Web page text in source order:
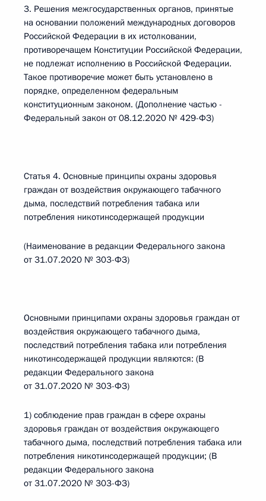
3. Решения межгосударственных органов, принятые
на основании положений международных договоров
Российской Федерации в их истолковании,
противоречащем Конституции Российской Федерации,
не подлежат исполнению в Российской Федерации.
Такое противоречие может быть установлено в
порядке, определенном федеральным
конституционным законом. (Дополнение частью -
Федеральный закон от 08.12.2020 № 429-ФЗ)
Статья 4. Основные принципы охраны здоровья
граждан от воздействия окружающего табачного
дыма, последствий потребления табака или
потребления никотинсодержащей продукции
(Наименование в редакции Федерального закона
от 31.07.2020 № 303-ФЗ)
Основными принципами охраны здоровья граждан от
воздействия окружающего табачного дыма,
последствий потребления табака или потребления
никотинсодержащей продукции являются: (В
редакции Федерального закона
от 31.07.2020 № 303-ФЗ)
1) соблюдение прав граждан в сфере охраны
здоровья граждан от воздействия окружающего
табачного дыма, последствий потребления табака или
потребления никотинсодержащей продукции; (В
редакции Федерального закона
от 31.07.2020 № 303-ФЗ)